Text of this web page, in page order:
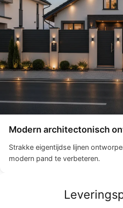
Modern architectonisch
Strakke eigentijdse lijnen
modern pand te verbeteren.